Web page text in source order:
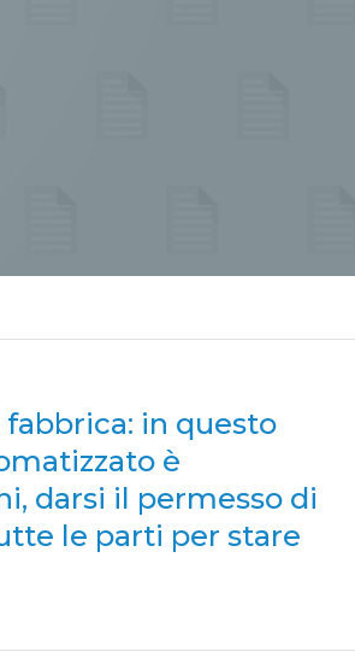
in questo
è
darsi il permesso di
le parti per stare